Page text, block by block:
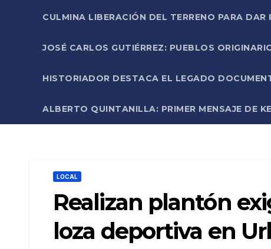
CULMINA LIBERACIÓN DEL TERRENO PARA
JOSÉ CARLOS GUTIÉRREZ: PUEBLOS
HISTORIADOR DESTACA EL LEGADO
ALBERTO QUINTANILLA: PRIMER MENSAJE DE
LOCAL
Realizan plantón
loza deportiva en